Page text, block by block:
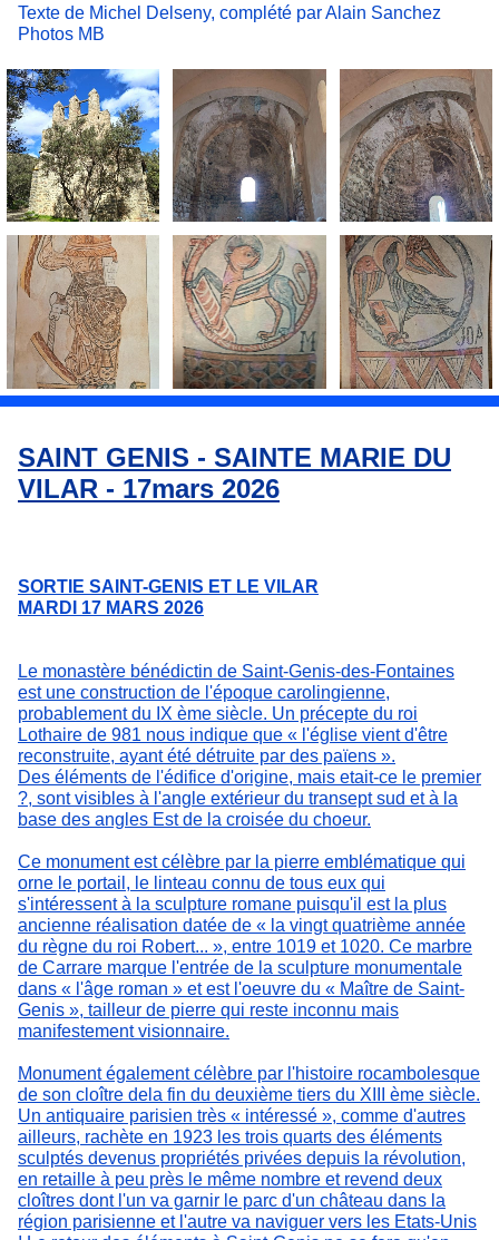
Texte de Michel Delseny, complété par Alain Sanchez
Photos MB
SAINT GENIS - SAINTE MARIE DU
VILAR - 17mars 2026
SORTIE SAINT-GENIS ET LE VILAR
MARDI 17 MARS 2026
Le monastère bénédictin de Saint-Genis-des-Fontaines
est une construction de l'époque carolingienne,
probablement du IX ème siècle. Un précepte du roi
Lothaire de 981 nous indique que « l'église vient d'être
reconstruite, ayant été détruite par des païens ».
Des éléments de l'édifice d'origine, mais etait-ce le premier
?, sont visibles à l'angle extérieur du transept sud et à la
base des angles Est de la croisée du choeur.
Ce monument est célèbre par la pierre emblématique qui
orne le portail, le linteau connu de tous eux qui
s'intéressent à la sculpture romane puisqu'il est la plus
ancienne réalisation datée de « la vingt quatrième année
du règne du roi Robert... », entre 1019 et 1020. Ce marbre
de Carrare marque l'entrée de la sculpture monumentale
dans « l'âge roman » et est l'oeuvre du « Maître de Saint-
Genis », tailleur de pierre qui reste inconnu mais
manifestement visionnaire.
Monument également célèbre par l'histoire rocambolesque
de son cloître dela fin du deuxième tiers du XIII ème siècle.
Un antiquaire parisien très « intéressé », comme d'autres
ailleurs, rachète en 1923 les trois quarts des éléments
sculptés devenus propriétés privées depuis la révolution,
en retaille à peu près le même nombre et revend deux
cloîtres dont l'un va garnir le parc d'un château dans la
région parisienne et l'autre va naviguer vers les Etats-Unis